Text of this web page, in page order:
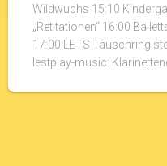
Wildwuchs 15:10
„Retitationen“ 16:00
17:00 LETS Tauschring
lestplay-music: